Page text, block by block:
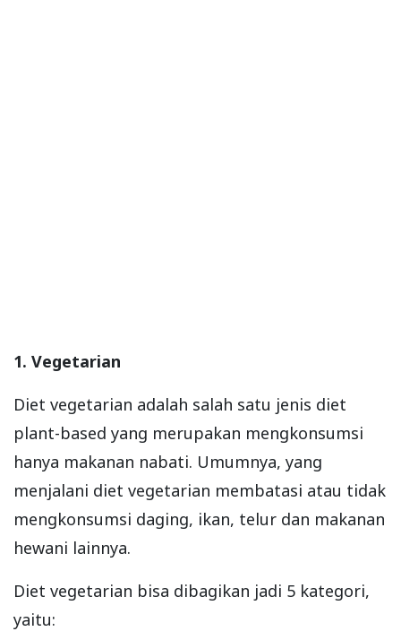
1. Vegetarian
Diet vegetarian adalah salah satu jenis diet
plant-based yang merupakan mengkonsumsi
hanya makanan nabati. Umumnya, yang
menjalani diet vegetarian membatasi atau tidak
mengkonsumsi daging, ikan, telur dan makanan
hewani lainnya.
Diet vegetarian bisa dibagikan jadi 5 kategori,
yaitu: